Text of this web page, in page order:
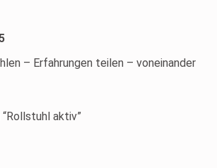
– Erfahrungen teilen – voneinander
aktiv”
Frauen im Rollstuhl – Termine im Herbst”